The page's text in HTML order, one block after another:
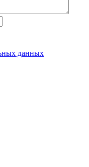
данных